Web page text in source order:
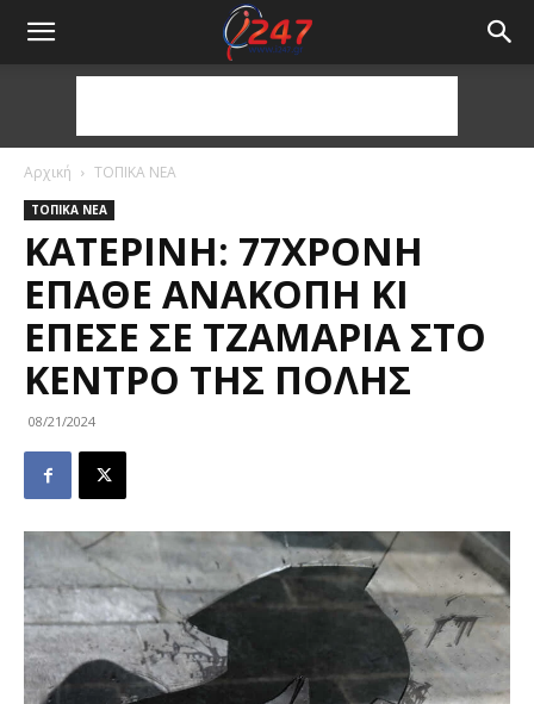
Αρχική ΤΟΠΙΚΑ ΝΕΑ
ΤΟΠΙΚΑ ΝΕΑ
ΚΑΤΕΡΊΝΗ: 77ΧΡΟΝΗ
ΈΠΑΘΕ ΑΝΑΚΟΠΉ ΚΙ
ΈΠΕΣΕ ΣΕ ΤΖΑΜΑΡΊΑ ΣΤΟ
ΚΈΝΤΡΟ ΤΗΣ ΠΌΛΗΣ
08/21/2024